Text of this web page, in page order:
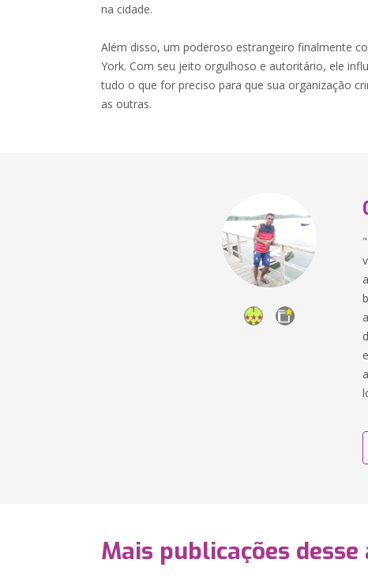
na cidade.
Além disso, um poderoso estrangeiro finalmente
York. Com seu jeito orgulhoso e autoritário, ele
tudo o que for preciso para que sua organização
as outras.
Mais publicações